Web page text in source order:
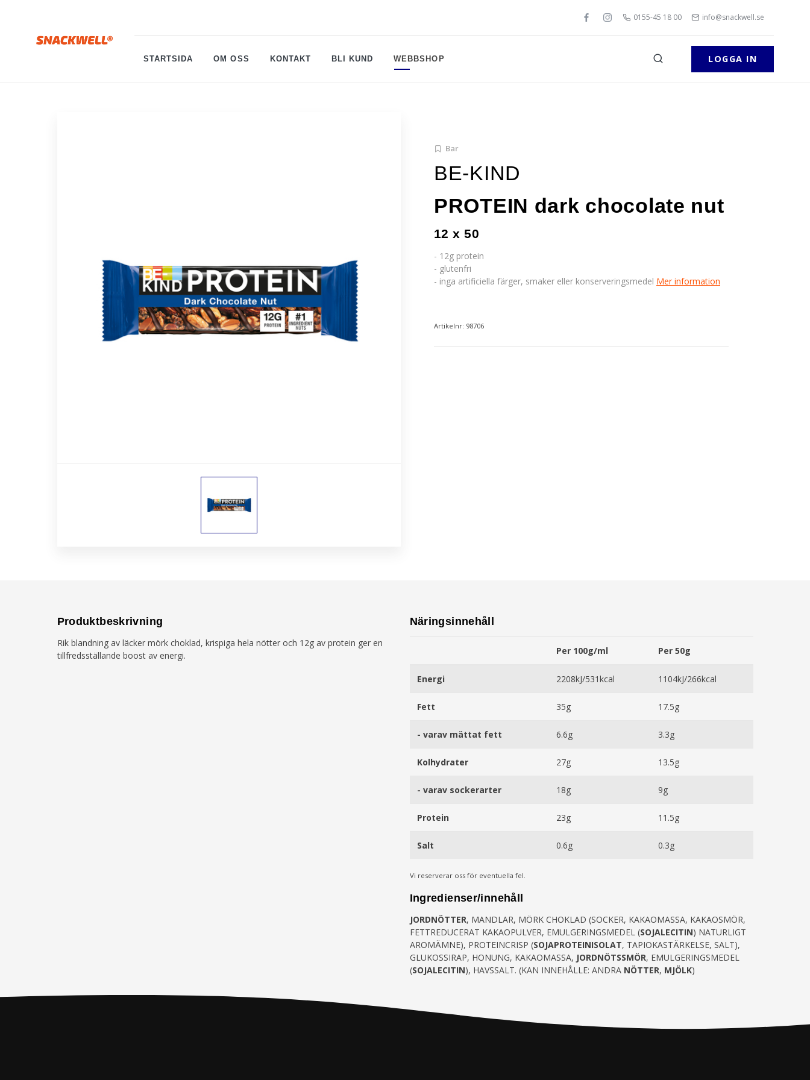
0155-45 18 00 info@snackwell.se
STARTSIDA OM OSS KONTAKT BLI KUND WEBBSHOP LOGGA IN
Bar
BE-KIND
PROTEIN dark chocolate nut
12 x 50
- 12g protein
- glutenfri
- inga artificiella färger, smaker eller konserveringsmedel Mer information
Artikelnr: 98706
Produktbeskrivning
Rik blandning av läcker mörk choklad, krispiga hela nötter och 12g av protein ger en
tillfredsställande boost av energi.
Näringsinnehåll
Per 100g/ml Per 50g
Energi 2208kJ/531kcal 1104kJ/266kcal
Fett 35g 17.5g
- varav mättat fett 6.6g 3.3g
Kolhydrater 27g 13.5g
- varav sockerarter 18g 9g
Protein 23g 11.5g
Salt 0.6g 0.3g
Vi reserverar oss för eventuella fel.
Ingredienser/innehåll
JORDNÖTTER, MANDLAR, MÖRK CHOKLAD (SOCKER, KAKAOMASSA, KAKAOSMÖR,
FETTREDUCERAT KAKAOPULVER, EMULGERINGSMEDEL (SOJALECITIN) NATURLIGT
AROMÄMNE), PROTEINCRISP (SOJAPROTEINISOLAT, TAPIOKASTÄRKELSE, SALT),
GLUKOSSIRAP, HONUNG, KAKAOMASSA, JORDNÖTSSMÖR, EMULGERINGSMEDEL
(SOJALECITIN), HAVSSALT. (KAN INNEHÅLLE: ANDRA NÖTTER, MJÖLK)